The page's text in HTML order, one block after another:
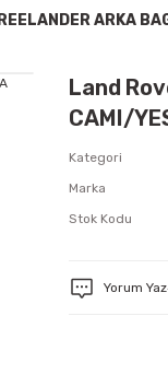
ARKA
Land
CAMI/
Kategori
Marka
Stok Kodu
Yorum Yaz